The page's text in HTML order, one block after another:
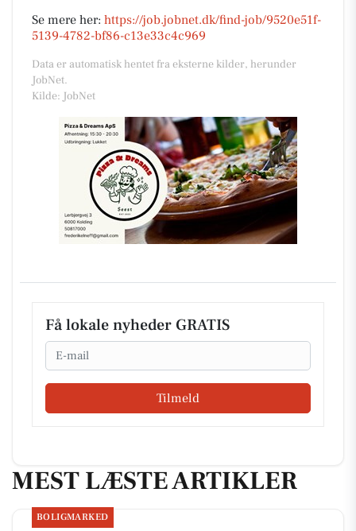
Se mere her: https://job.jobnet.dk/find-job/9520e51f-
5139-4782-bf86-c13e33c4c969
Data er automatisk hentet fra eksterne kilder, herunder
JobNet.
Kilde: JobNet
Få lokale nyheder GRATIS
Email
Tilmeld
MEST LÆSTE ARTIKLER
BOLIGMARKED